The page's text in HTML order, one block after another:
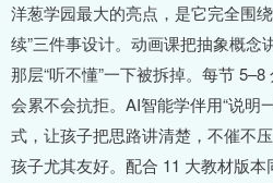
洋葱学园最大的亮点，是它完全围
续”三件事设计。动画课把抽象概念
那层“听不懂”一下被拆掉。每节
会累不会抗拒。AI智能学伴用“说明
式，让孩子把思路讲清楚，不催不
孩子尤其友好。配合 11 大教材版